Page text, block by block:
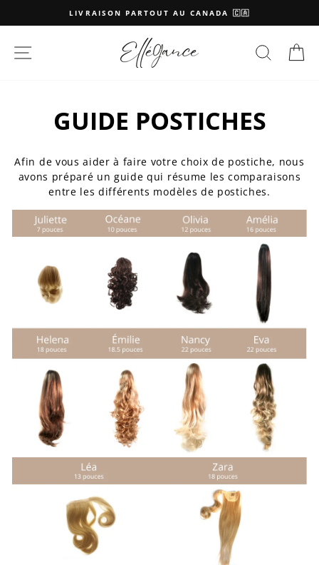
au
LIVRAISON PARTOUT AU CANADA 🇨🇦
GUIDE POSTICHES
Afin de vous aider à faire votre choix de postiche, nous
avons préparé un guide qui résume les comparaisons
entre les différents modèles de postiches.